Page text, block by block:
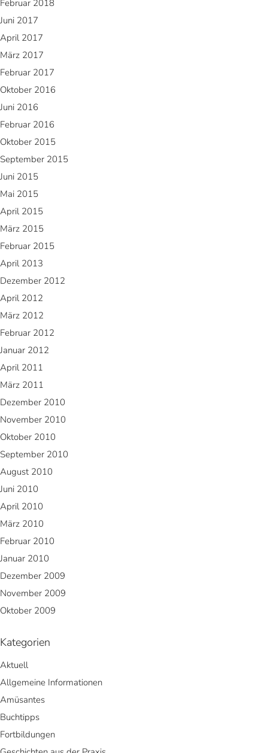
Februar 2018
Juni 2017
April 2017
März 2017
Februar 2017
Oktober 2016
Juni 2016
Februar 2016
Oktober 2015
September 2015
Juni 2015
Mai 2015
April 2015
März 2015
Februar 2015
April 2013
Dezember 2012
April 2012
März 2012
Februar 2012
Januar 2012
April 2011
März 2011
Dezember 2010
November 2010
Oktober 2010
September 2010
August 2010
Juni 2010
April 2010
März 2010
Februar 2010
Januar 2010
Dezember 2009
November 2009
Oktober 2009
Kategorien
Aktuell
Allgemeine Informationen
Amüsantes
Buchtipps
Fortbildungen